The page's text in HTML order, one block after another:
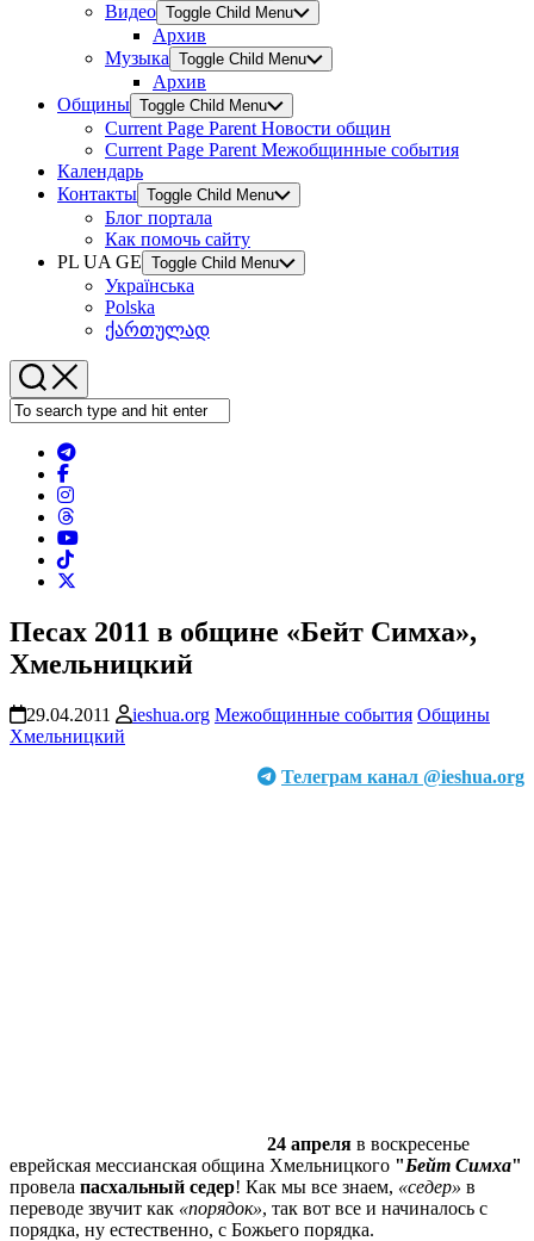
Видео Toggle Child Menu
Архив
Музыка Toggle Child Menu
Архив
Общины Toggle Child Menu
Current Page Parent Новости общин
Current Page Parent Межобщинные события
Календарь
Контакты Toggle Child Menu
Блог портала
Как помочь сайту
PL UA GE Toggle Child Menu
Українська
Polska
ქართულად
Песах 2011 в общине «Бейт Симха»,
Хмельницкий
29.04.2011 ieshua.org Межобщинные события Общины
Хмельницкий
Телеграм канал @ieshua.org
24 апреля в воскресенье
еврейская мессианская община Хмельницкого "Бейт Симха"
провела пасхальный седер! Как мы все знаем, «седер» в
переводе звучит как «порядок», так вот все и начиналось с
порядка, ну естественно, с Божьего порядка.